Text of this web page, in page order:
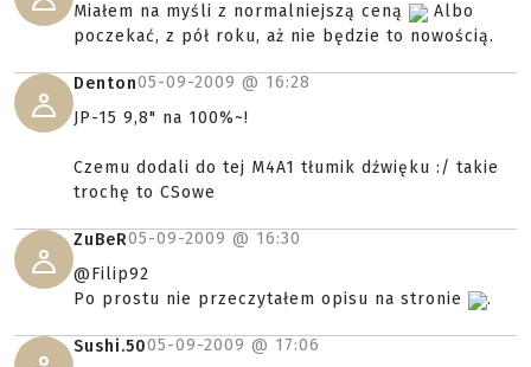
Miałem na myśli z normalniejszą ceną
Albo
poczekać, z pół roku, aż nie będzie to nowością.
Denton05-09-2009 @ 16:28
JP-15 9,8" na 100%~!
Czemu dodali do tej M4A1 tłumik dźwięku :/ takie
trochę to CSowe
ZuBeR05-09-2009 @ 16:30
@Filip92
Po prostu nie przeczytałem opisu na stronie
.
Sushi.5005-09-2009 @ 17:06